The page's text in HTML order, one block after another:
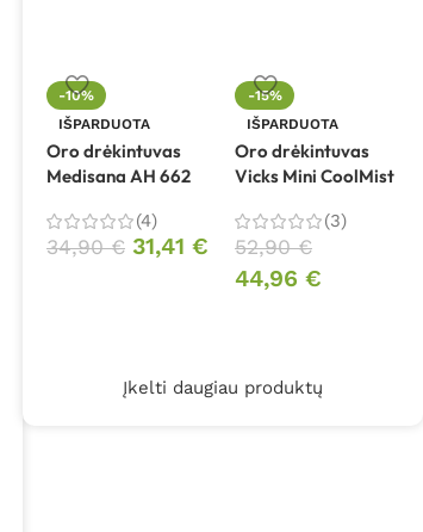
-10%
IŠPARDUOTA
Oro drėkintuvas
Medisana AH 662
(4)
34,90€ 31,41 €
-15%
IŠPARDUOTA
Oro drėkintuvas
Vicks Mini CoolMist
(3)
52,90€
44,96 €
Įkelti daugiau produktų